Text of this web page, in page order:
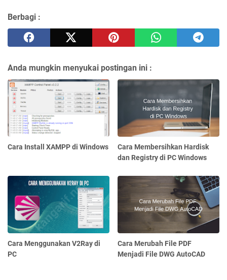
Berbagi :
Anda mungkin menyukai postingan ini :
Cara Install XAMPP di Windows
Cara Membersihkan Hardisk
dan Registry di PC Windows
Cara Menggunakan V2Ray di
PC
Cara Merubah File PDF
Menjadi File DWG AutoCAD